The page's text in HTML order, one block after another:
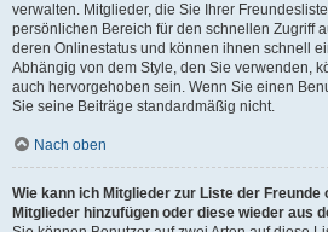
verwalten. Mitglieder, die Sie Ihrer
persönlichen Bereich für den schnellen Zugriff
deren Onlinestatus und können ihnen schnell
Abhängig von dem Style, den Sie verwenden,
auch hervorgehoben sein. Wenn Sie einen
Sie seine Beiträge standardmäßig nicht.
Nach oben
Wie kann ich Mitglieder zur Liste der
Mitglieder hinzufügen oder diese wieder aus